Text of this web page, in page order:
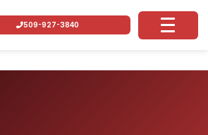
509-927-3840